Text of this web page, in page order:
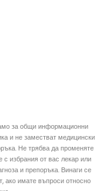
за общи информационни
и не заместват медицински
Не трябва да променяте
избрания от вас лекар или
и препоръка. Винаги се
ако имате въпроси относно